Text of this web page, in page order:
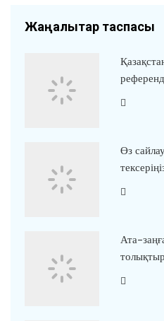
Жаңалықтар таспасы
Өз
Ата-